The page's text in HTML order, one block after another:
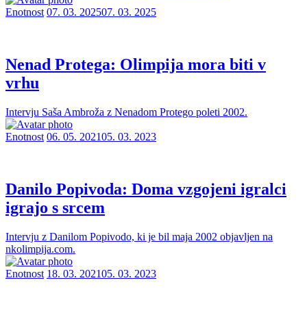
Enotnost 07. 03. 202507. 03. 2025
Nenad Protega: Olimpija mora biti v
vrhu
Intervju Saša Ambroža z Nenadom Protego poleti 2002.
Enotnost 06. 05. 202105. 03. 2023
Danilo Popivoda: Doma vzgojeni igralci
igrajo s srcem
Intervju z Danilom Popivodo, ki je bil maja 2002 objavljen na
nkolimpija.com.
Enotnost 18. 03. 202105. 03. 2023